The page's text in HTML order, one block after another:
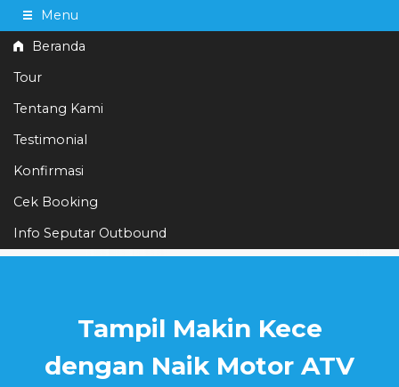
Menu
Beranda
Tour
Tentang Kami
Testimonial
Konfirmasi
Cek Booking
Info Seputar Outbound
Merdeka Mari Kita Mulai Wisata Outbound Paket Paling Hemat Di
Tampil Makin Kece
dengan Naik Motor ATV